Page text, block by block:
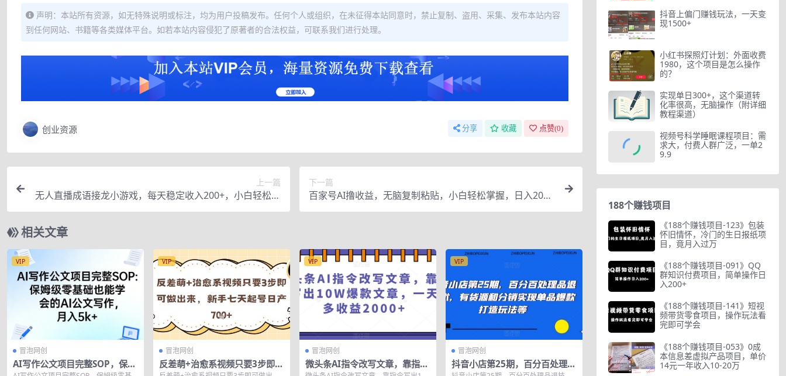
声明：本站所有资源，如无特殊说明或标注，均为用户投稿发布。任何个人或组织，在未征得本站同意时，禁止复制、盗用、采集、发布本站内容
到任何网站、书籍等各类媒体平台。如若本站内容侵犯了原著者的合法权益，可联系我们进行处理。
创业资源 分享 收藏 点赞(0)
上一篇
无人直播成语接龙小游戏，每天稳定收入200+，小白轻松上
手人人可操作
下一篇
百家号AI撸收益，无脑复制粘贴，小白轻松掌握，日入200
＋【揭秘】
相关文章
VIP
冒泡网创
AI写作公文项目完整SOP，保姆
VIP
冒泡网创
反差萌+治愈系视频只要3步即可
VIP
冒泡网创
微头条AI指令改写文章，靠指令
VIP
冒泡网创
抖音小店第25期，百分百处理品
抖音上偏门赚钱玩法，一天变
现1500+
小红书探照灯计划：外面收费
1980，这个项目是怎么操作
的？
实现单日300+，这个渠道转
化率很高，无脑操作（附详细
教程渠道）
视频号科学睡眠课程项目：需
求大，付费人群广泛，一单2
9.9
188个赚钱项目
《188个赚钱项目-123》包装
怀旧情怀，冷门的生日报纸项
目，竟月入过万
《188个赚钱项目-091》QQ
群知识付费项目，简单操作日
入200+
《188个赚钱项目-141》短视
频带货零食项目，操作玩法看
完即可学会
《188个赚钱项目-053》0成
本信息差虚拟产品项目，单价
14元一年收入10-20万